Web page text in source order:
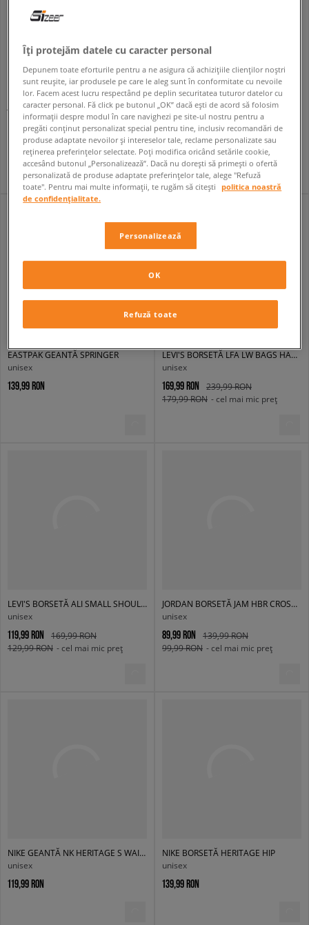
JORDAN BAG AIRBORNE FESTIVAL
unisex
69,99 RON
99,99 RON
74,99 RON - cel mai mic preț
EASTPAK GEANTĂ SPRINGER
unisex
139,99 RON
EASTPAK GEANTĂ SPRINGER
unisex
139,99 RON
LEVI'S BORSETĂ LFA LW BAGS HANDBAG LIGHT INDIGO
unisex
169,99 RON
239,99 RON
179,99 RON - cel mai mic preț
LEVI'S BORSETĂ ALI SMALL SHOULDER BAG
unisex
119,99 RON
169,99 RON
129,99 RON - cel mai mic preț
JORDAN BORSETĂ JAM HBR CROSSBODY
unisex
89,99 RON
139,99 RON
99,99 RON - cel mai mic preț
NIKE GEANTĂ NK HERITAGE S WAISTPACK 2.0
unisex
119,99 RON
NIKE BORSETĂ HERITAGE HIP
unisex
139,99 RON
Îți protejăm datele cu caracter personal
Depunem toate eforturile pentru a ne asigura că achizițiile clienților noștri
sunt reușite, iar produsele pe care le aleg sunt în conformitate cu nevoile
lor. Facem acest lucru respectând pe deplin securitatea tuturor datelor cu
caracter personal. Fă click pe butonul „OK” dacă ești de acord să folosim
informații despre modul în care navighezi pe site-ul nostru pentru a
pregăti conținut personalizat special pentru tine, inclusiv recomandări de
produse adaptate nevoilor și intereselor tale, reclame personalizate sau
reținerea preferințelor selectate. Poți modifica oricând setările cookie,
accesând butonul „Personalizează”. Dacă nu dorești să primești o ofertă
personalizată de produse adaptate preferințelor tale, alege "Refuză
toate". Pentru mai multe informații, te rugăm să citești
politica noastră
de confidențialitate.
Personalizează
Refuză toate
OK